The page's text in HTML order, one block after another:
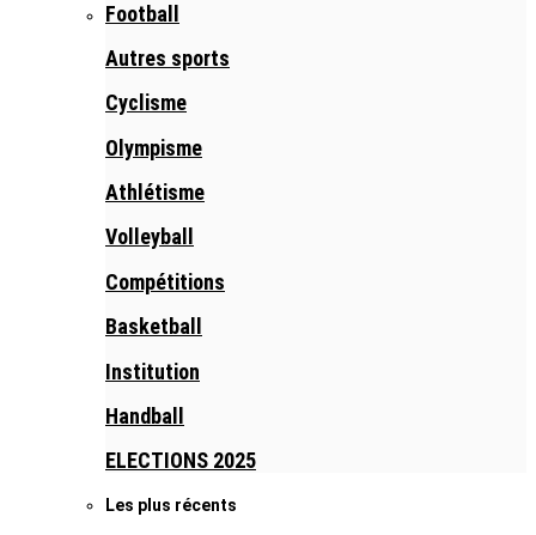
Football
Autres sports
Cyclisme
Olympisme
Athlétisme
Volleyball
Compétitions
Basketball
Institution
Handball
ELECTIONS 2025
Les plus récents